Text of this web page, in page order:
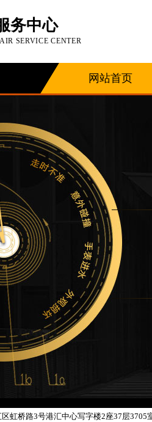
务中心
SERVICE CENTER
网站首页
腕表时光中国区售后服务网络优化升级公告
腕表时光全国官方售后客户服务热线：400-
方全国统一服务热线400-188-5020，服务
表时光售后服务中心最新网点地址：
东长安街1号东方广场写字楼W3座6层
区建国门外大街甲6号华熙国际中心写字楼
区赤峰道136号天津国际金融中心写字楼26
区虹桥路3号港汇中心写字楼2座37层3705
南京东路299号宏伊国际广场写字楼8层